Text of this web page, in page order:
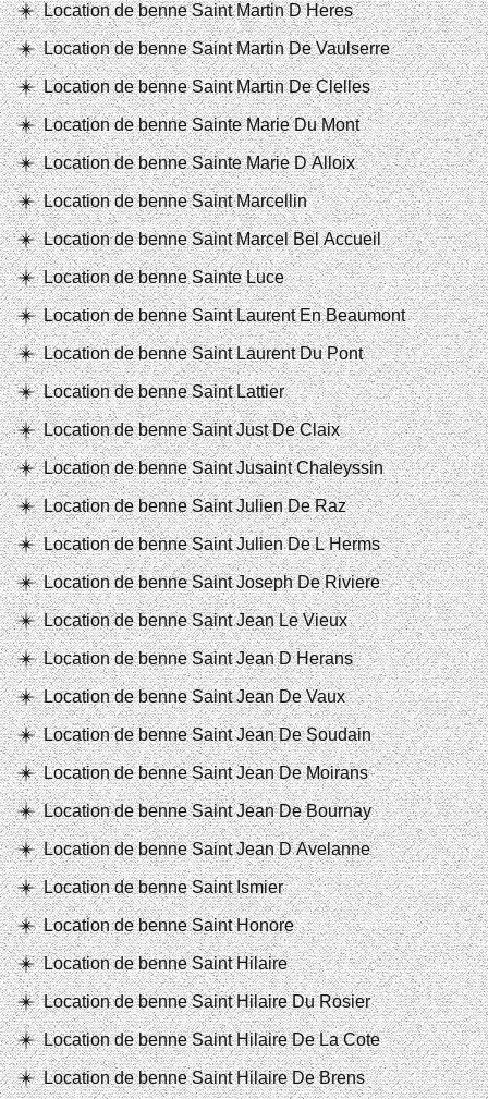
Location de benne Saint Martin D Heres
Location de benne Saint Martin De Vaulserre
Location de benne Saint Martin De Clelles
Location de benne Sainte Marie Du Mont
Location de benne Sainte Marie D Alloix
Location de benne Saint Marcellin
Location de benne Saint Marcel Bel Accueil
Location de benne Sainte Luce
Location de benne Saint Laurent En Beaumont
Location de benne Saint Laurent Du Pont
Location de benne Saint Lattier
Location de benne Saint Just De Claix
Location de benne Saint Jusaint Chaleyssin
Location de benne Saint Julien De Raz
Location de benne Saint Julien De L Herms
Location de benne Saint Joseph De Riviere
Location de benne Saint Jean Le Vieux
Location de benne Saint Jean D Herans
Location de benne Saint Jean De Vaux
Location de benne Saint Jean De Soudain
Location de benne Saint Jean De Moirans
Location de benne Saint Jean De Bournay
Location de benne Saint Jean D Avelanne
Location de benne Saint Ismier
Location de benne Saint Honore
Location de benne Saint Hilaire
Location de benne Saint Hilaire Du Rosier
Location de benne Saint Hilaire De La Cote
Location de benne Saint Hilaire De Brens